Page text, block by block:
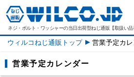
ネジ・ボルト・ワッシャーの当日出荷型ねじ通販【取扱い品
ウィルコねじ通販トップ 営業予定カ
営業予定カレンダー